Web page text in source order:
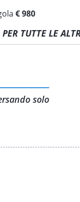
€ 980
TUTTE LE
solo